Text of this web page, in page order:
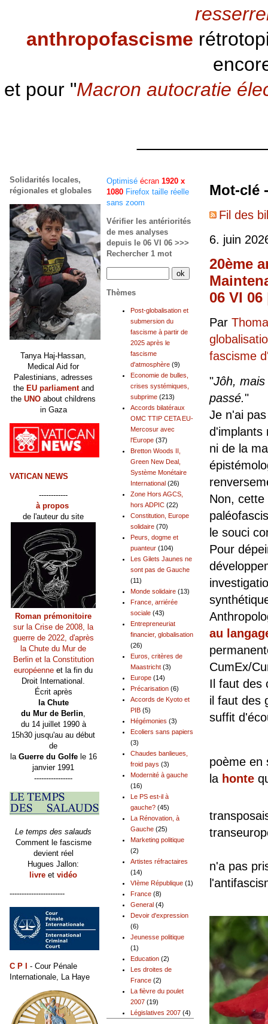
anthropofascisme
et pour "Macron autocratie
Mot-clé
Fil des
6. juin
20ème
06 VI 06
Par
fascisme
"Jôh,
passé."
Je n'ai
d'implants
ni de la
Non,
le souci
Pour
au
CumEx/
Il faut des
il faut des
suffit
poème en
la honte
n'a pas
Optimisé écran 1920 x
1080 Firefox taille réelle
sans zoom
Vérifier les antériorités
de mes analyses
depuis le 06 VI 06 >>>
Rechercher 1 mot
Thèmes
Post-globalisation et
submersion du
fascisme à partir de
2025 après le
fascisme
d'atmosphère (9)
Economie de bulles,
crises systémiques,
subprime (213)
Accords bilatéraux
OMC TTIP CETA EU-
Mercosur avec
l'Europe (37)
Bretton Woods II,
Green New Deal,
Système Monétaire
International (26)
Zone Hors AGCS,
hors ADPIC (22)
Constitution, Europe
solidaire (70)
Peurs, dogme et
puanteur (104)
Les Gilets Jaunes ne
sont pas de Gauche
(11)
Monde solidaire (13)
France, arriérée
sociale (43)
Entrepreneuriat
financier, globalisation
(26)
Euros, critères de
Maastricht (3)
Europe (14)
Précarisation (6)
Accords de Kyoto et
PIB (5)
Hégémonies (3)
Ecoliers sans papiers
(3)
Chaudes banlieues,
froid pays (3)
Modernité à gauche
(16)
Le PS est-il à
gauche? (45)
La Rénovation, à
Gauche (25)
Marketing politique
(2)
Artistes réfractaires
(14)
VIème République (1)
France (8)
General (4)
Devoir d'expression
(6)
Jeunesse politique
(1)
Education (2)
Les droites de
France (2)
La fièvre du poulet
2007 (19)
Législatives 2007 (4)
Solidarités locales,
régionales et globales
Tanya Haj-Hassan,
Medical Aid for
Palestinians, adresses
the EU parliamentand
the UNO about childrens
in Gaza
VATICAN NEWS
------------
à propos
de l'auteur du site
Roman prémonitoire
sur la Crise de 2008, la
guerre de 2022, d'après
la Chute du Mur de
Berlin et la Constitution
européenne et la fin du
Droit International.
Écrit après
la Chute
du Mur de Berlin,
du 14 juillet 1990 à
15h30 jusqu'au au début
de
la Guerre du Golfele 16
janvier 1991
----------------
Le temps des salauds
Comment le fascisme
devient réel
Hugues Jallon:
livre et vidéo
-----------------------
C P I
- Cour Pénale
Internationale, La Haye